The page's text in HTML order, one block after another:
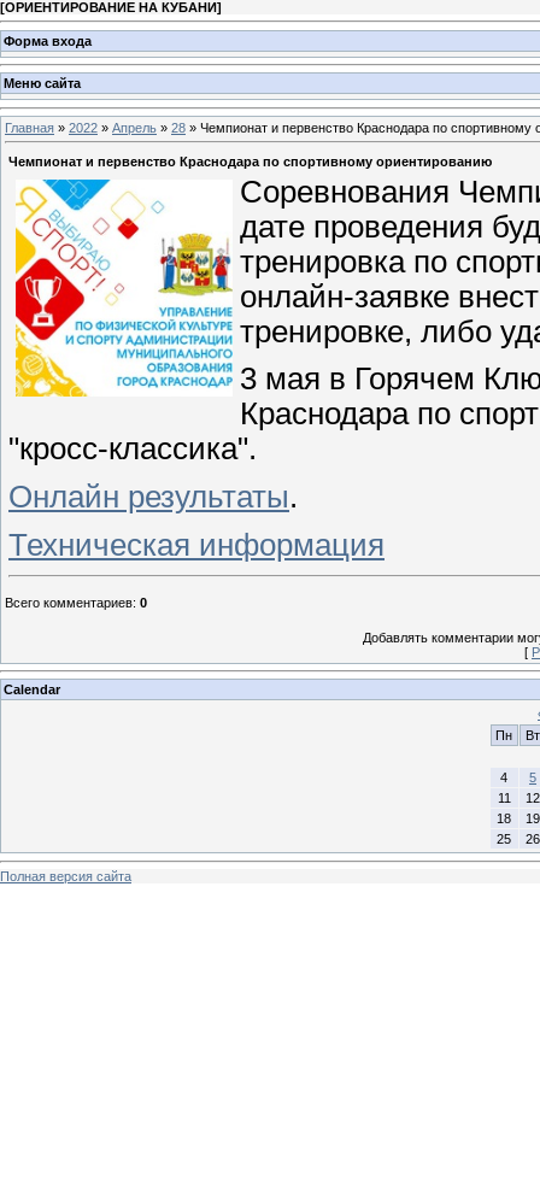
[ОРИЕНТИРОВАНИЕ НА КУБАНИ]
Форма входа
Меню сайта
Главная » 2022 » Апрель » 28 » Чемпионат и первенство Краснодара по спортивному
Чемпионат и первенство Краснодара по спортивному ориентированию
Соревнования
дате проведения
тренировка по
онлайн-заявке
тренировке, либо
3 мая в Горячем
Краснодара по
"кросс-классика".
Онлайн результаты.
Техническая информация
Всего комментариев: 0
Добавлять комментарии
[
Calendar
Пн
Вт
4
5
11
12
18
19
25
26
Полная версия сайта